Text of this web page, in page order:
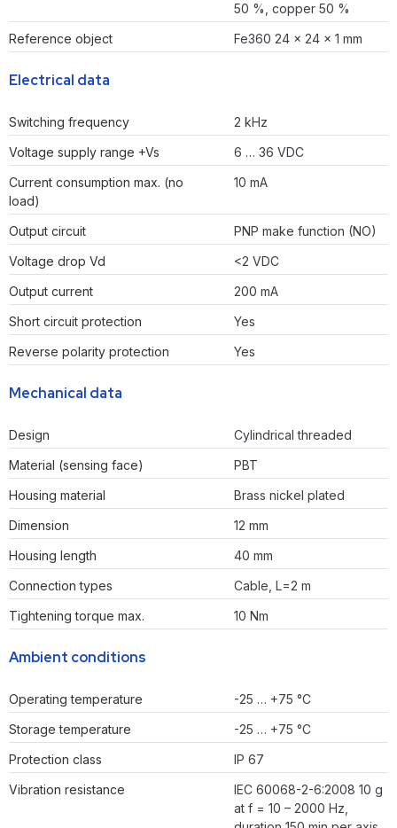
50 %, copper 50 %
Reference object
Fe360 24 x 24 x 1 mm
Electrical data
Switching frequency
2 kHz
Voltage supply range +Vs
6 … 36 VDC
Current consumption max. (no
load)
10 mA
Output circuit
PNP make function (NO)
Voltage drop Vd
<2 VDC
Output current
200 mA
Short circuit protection
Yes
Reverse polarity protection
Yes
Mechanical data
Design
Cylindrical threaded
Material (sensing face)
PBT
Housing material
Brass nickel plated
Dimension
12 mm
Housing length
40 mm
Connection types
Cable, L=2 m
Tightening torque max.
10 Nm
Ambient conditions
Operating temperature
-25 … +75 °C
Storage temperature
-25 … +75 °C
Protection class
IP 67
Vibration resistance
IEC 60068-2-6:2008 10 g
at f = 10 – 2000 Hz,